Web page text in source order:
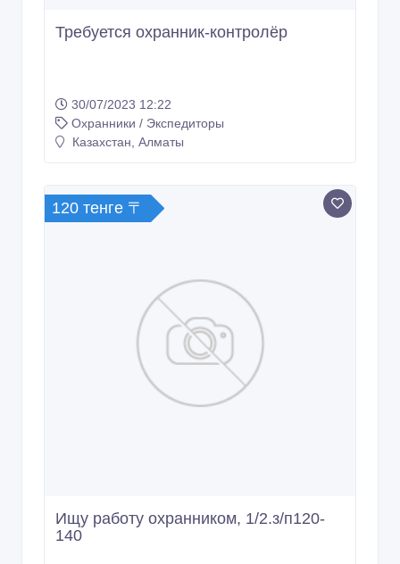
Требуется охранник-контролёр
30/07/2023 12:22
Охранники / Экспедиторы
Казахстан, Алматы
120 тенге 〒
Ищу работу охранником, 1/2.з/п120-
140